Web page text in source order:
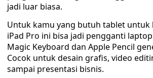
jadi luar biasa.
Untuk kamu yang butuh tablet untuk
iPad Pro ini bisa jadi pengganti
Magic Keyboard dan Apple Pencil
Cocok untuk desain grafis, video
sampai presentasi bisnis.